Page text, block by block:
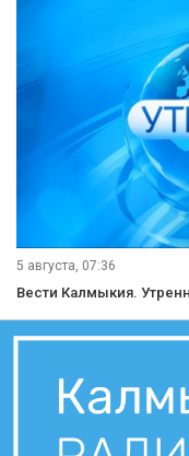
5 августа, 07:36
Вести Калмыкия.